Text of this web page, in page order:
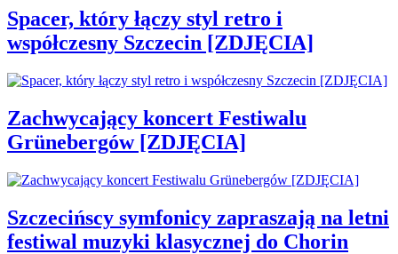
Spacer, który łączy styl retro i
współczesny Szczecin [ZDJĘCIA]
Zachwycający koncert Festiwalu
Grünebergów [ZDJĘCIA]
Szczecińscy symfonicy zapraszają na letni
festiwal muzyki klasycznej do Chorin